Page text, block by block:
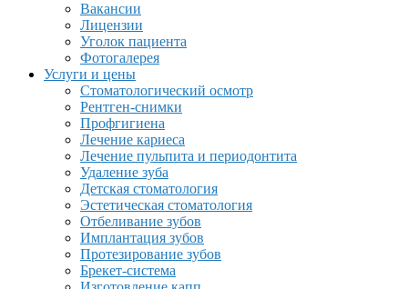
Вакансии
Лицензии
Уголок пациента
Фотогалерея
Услуги и цены
Стоматологический осмотр
Рентген-снимки
Профгигиена
Лечение кариеса
Лечение пульпита и периодонтита
Удаление зуба
Детская стоматология
Эстетическая стоматология
Отбеливание зубов
Имплантация зубов
Протезирование зубов
Брекет-система